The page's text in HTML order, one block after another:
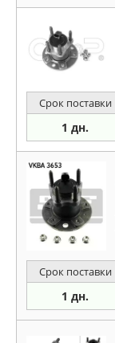
Срок поставки
1 дн.
Срок поставки
1 дн.